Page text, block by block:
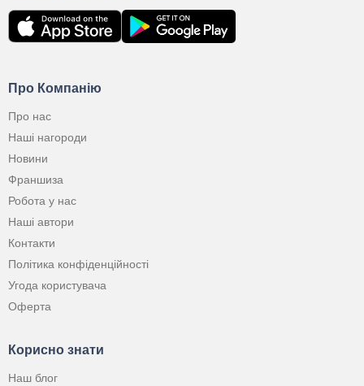
Про Компанію
Про нас
Наші нагороди
Новини
Франшиза
Робота у нас
Наші автори
Контакти
Політика конфіденційності
Угода користувача
Оферта
Корисно знати
Наш блог